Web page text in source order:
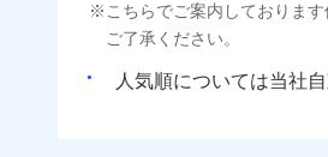
こちらでご案内しておりま
ご了承ください。
人気順については当社